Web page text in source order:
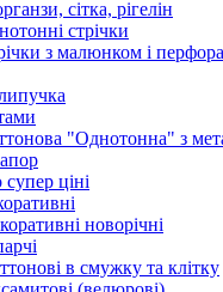
сітка, рігелін
стрічки
з малюнком і
"Однотонна" з
ціні
новорічні
в смужку та клітку